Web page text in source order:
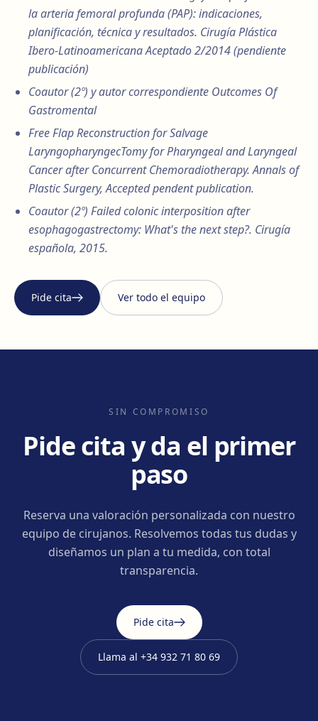
la arteria femoral profunda (PAP): indicaciones,
planificación, técnica y resultados. Cirugía Plástica
Ibero-Latinoamericana Aceptado 2/2014 (pendiente
publicación)
Coautor (2º) y autor correspondiente Outcomes Of
Gastromental
Free Flap Reconstruction for Salvage
LaryngopharyngecTomy for Pharyngeal and Laryngeal
Cancer after Concurrent Chemoradiotherapy. Annals of
Plastic Surgery, Accepted pendent publication.
Coautor (2º) Failed colonic interposition after
esophagogastrectomy: What's the next step?. Cirugía
española, 2015.
Pide cita Ver todo el equipo
SIN COMPROMISO
Pide cita y da el primer
paso
Reserva una valoración personalizada con nuestro
equipo de cirujanos. Resolvemos todas tus dudas y
diseñamos un plan a tu medida, con total
transparencia.
Pide cita
Llama al +34 932 71 80 69